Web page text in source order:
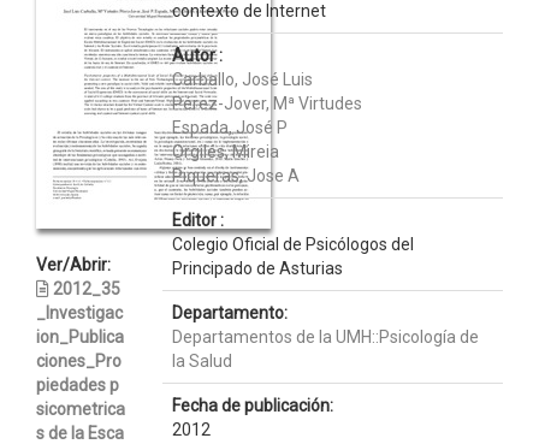
Ver/Abrir:
2012_35
_Investigac
ion_Publica
ciones_Pro
piedades p
sicometrica
s de la Esca
contexto de Internet
Autor :
Carballo, José Luis
Pérez-Jover, Mª Virtudes
Espada, José P
Orgilés, Mireia
Piqueras, Jose A
Editor :
Colegio Oficial de Psicólogos del
Principado de Asturias
Departamento:
Departamentos de la UMH::Psicología de
la Salud
Fecha de publicación:
2012